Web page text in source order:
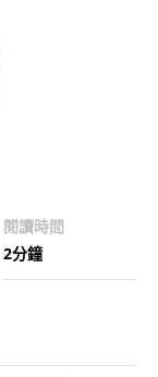
閱讀時間
2分鐘